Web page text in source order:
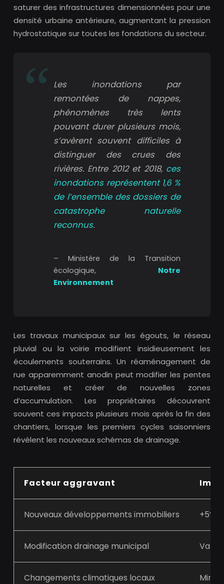
saturer des infrastructures dimensionnées pour une
densité urbaine antérieure, augmentant la pression
hydrostatique sur toutes les fondations du secteur.
Les inondations par
remontées de nappes,
phénomènes très lents
pouvant durer plusieurs mois,
s’avèrent souvent difficiles à
distinguer des crues des
rivières. Entre 2012 et 2018, ces
inondations représentent 1,6 %
de l’ensemble des dossiers de
catastrophe naturelle
reconnus.
– Ministère de la Transition
écologique, Notre
Environnement
Les travaux municipaux sur les égouts, le réseau
pluvial ou la voirie modifient insidieusement les
écoulements souterrains. Un réaménagement de
rue apparemment anodin peut modifier les pentes
naturelles et créer de nouvelles zones
d’accumulation. Les propriétaires découvrent
souvent ces impacts plusieurs mois après la fin des
chantiers, lorsque les premiers cycles saisonniers
révèlent les nouveaux schémas de drainage.
Facteur aggravant
Nouveaux développements immobiliers +5%
Modification drainage municipal
Changements climatiques locaux